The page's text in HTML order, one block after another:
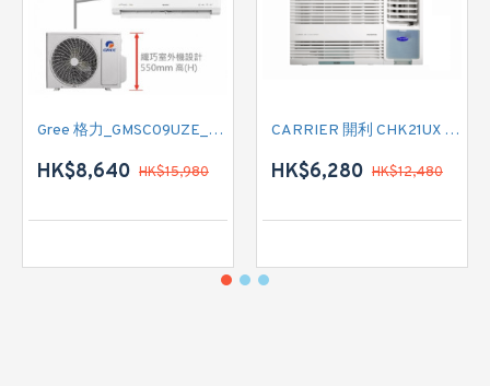
Gree 格力_GMSC09UZE_GMSC12UZE_GMSC18UZC_R32 掛牆變頻式1拖2分體冷氣機 (淨冷型)
HK$8,640 HK$15,980
CARRIER 開利 CHK21UX 二匹半 變頻淨冷窗口式冷氣機 (附遙控)
HK$6,280 HK$12,480